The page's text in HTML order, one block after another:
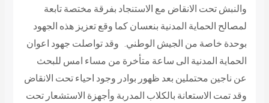
والنبش تحت الانقاض مع الاستنجاد بفرقة مختصة تابعة
لمصالح الحماية المدنية بنعسان كما وقع تعزيز هذه الجهود
بوحدة خاصة من الجيش الوطني. وقد تواصلت جهود اعوان
الحماية المدنية الى ساعة متأخرة من مساء امس للبحث
عن ناجين محتملين بعد ظهور بوادر وجود احياء تحت الانقاض
وقد تمت الاستعانة بالكلاب المدربة وأجهزة الاستشعار تحت